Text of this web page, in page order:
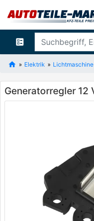
ballot
Elektrik
Generatorregler 12